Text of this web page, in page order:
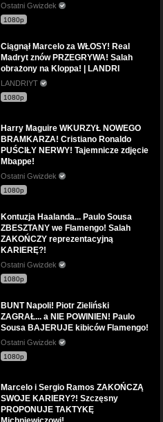
Ostatni Gwizdek
1080p
Ciągnął Marcelo za WŁOSY! Real
Madryt znów PRZEGRYWA! Salah
obrażony na Kloppa! | LANDRI
LANDRIYT
1080p
Harry Maguire WKURZYŁ NOWEGO
BRAMKARZA! Cristiano Ronaldo
PUŚCIŁY NERWY! Tajemnicze zdjęcie
Mbappe!
Ostatni Gwizdek
1080p
Kontuzja Haalanda... Paulo Sousa
ZBESZTANY we Flamengo! Salah
ZAKOŃCZY reprezentacyjną
KARIERĘ?!
Ostatni Gwizdek
1080p
BUNT Napoli! Piotr Zieliński
ZAGRAŁ... a NIE POWINIEN! Paulo
Sousa BAJERUJE kibiców Flamengo!
Ostatni Gwizdek
1080p
Marcelo i Sergio Ramos ZAKOŃCZĄ
SWOJE KARIERY?! Szczęsny
PROPONUJE TAKTYKĘ